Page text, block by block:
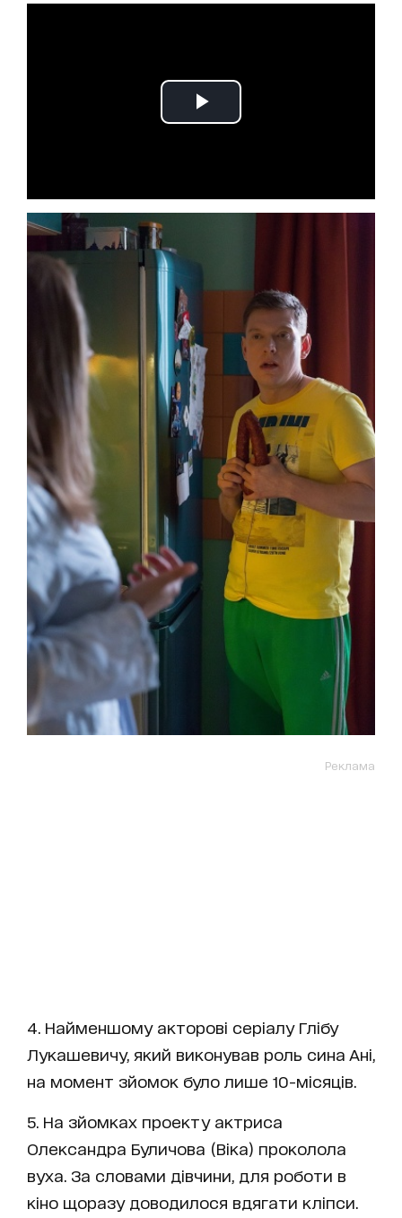
Реклама
4. Найменшому акторові серіалу Глібу
Лукашевичу, який виконував роль сина Ані,
на момент зйомок було лише 10-місяців.
5. На зйомках проекту актриса
Олександра Буличова (Віка) проколола
вуха. За словами дівчини, для роботи в
кіно щоразу доводилося вдягати кліпси.